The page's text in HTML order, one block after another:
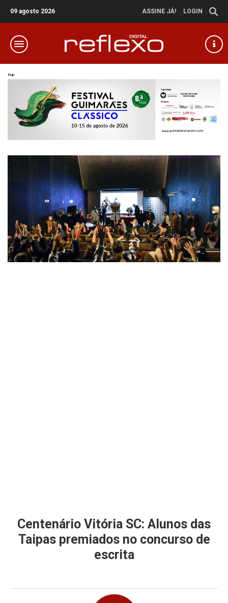
09 agosto 2026 ASSINE JÁ! LOGIN
Pub
Centenário Vitória SC: Alunos das
Taipas premiados no concurso de
escrita